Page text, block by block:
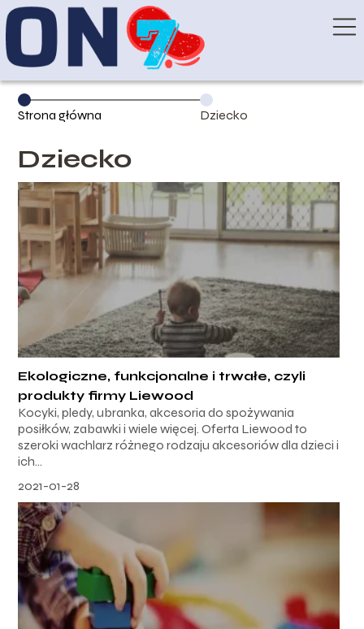
Strona główna Dziecko
Dziecko
Ekologiczne, funkcjonalne i trwałe, czyli
produkty firmy Liewood
Kocyki, pledy, ubranka, akcesoria do spożywania
posiłków, zabawki i wiele więcej. Oferta Liewood to
szeroki wachlarz różnego rodzaju akcesoriów dla dzieci i
ich...
2021-01-28